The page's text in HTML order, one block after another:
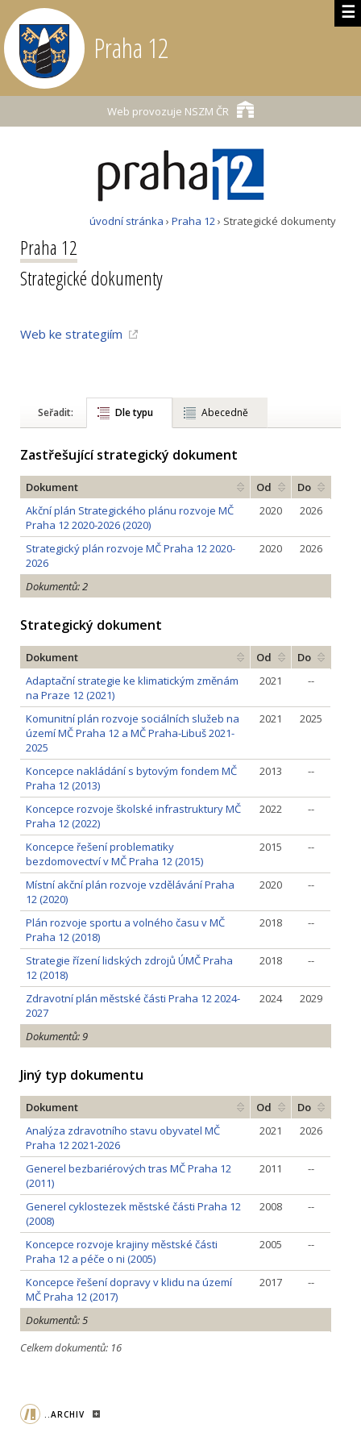
☰
Praha 12
Web provozuje NSZM ČR
úvodní stránka › Praha 12› Strategické dokumenty
Praha 12
Strategické dokumenty
Web ke strategiím
Seřadit: Dle typu Abecedně
Zastřešující strategický dokument
Dokument Od
Do
Akční plán Strategického plánu rozvoje MČ
Praha 12 2020-2026 (2020)
2020 2026
Strategický plán rozvoje MČ Praha 12 2020-
2026
2020 2026
Dokumentů: 2
Strategický dokument
Dokument Od
Do
Adaptační strategie ke klimatickým změnám
na Praze 12 (2021)
2021 --
Komunitní plán rozvoje sociálních služeb na
území MČ Praha 12 a MČ Praha-Libuš 2021-
2025
2021 2025
Koncepce nakládání s bytovým fondem MČ
Praha 12 (2013)
2013 --
Koncepce rozvoje školské infrastruktury MČ
Praha 12 (2022)
2022 --
Koncepce řešení problematiky
bezdomovectví v MČ Praha 12 (2015)
2015 --
Místní akční plán rozvoje vzdělávání Praha
12 (2020)
2020 --
Plán rozvoje sportu a volného času v MČ
Praha 12 (2018)
2018 --
Strategie řízení lidských zdrojů ÚMČ Praha
12 (2018)
2018 --
Zdravotní plán městské části Praha 12 2024-
2027
2024 2029
Dokumentů: 9
Jiný typ dokumentu
Dokument Od
Do
Analýza zdravotního stavu obyvatel MČ
Praha 12 2021-2026
2021 2026
Generel bezbariérových tras MČ Praha 12
(2011)
2011 --
Generel cyklostezek městské části Praha 12
(2008)
2008 --
Koncepce rozvoje krajiny městské části
Praha 12 a péče o ni (2005)
2005 --
Koncepce řešení dopravy v klidu na území
MČ Praha 12 (2017)
2017 --
Dokumentů: 5
Celkem dokumentů: 16
..ARCHIV